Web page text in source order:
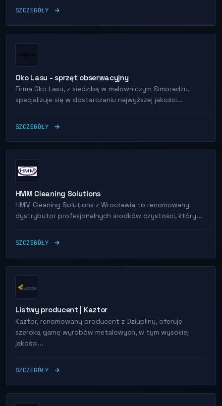
SZCZEGÓŁY
Oko Lasu - sprzęt obserwacyjny
Firma Oko Lasu, z siedzibą w malowniczym Simoradzu,
specjalizuje się w dostarczaniu najwyższej jakości...
SZCZEGÓŁY
HMM Cleaning Solutions
HMM Cleaning Solutions z Wrocławia to renomowany
dystrybutor profesjonalnych środków czystości, który...
SZCZEGÓŁY
Listwy producent | Kaztor
Kaztor, renomowany producent z Dziupliny, oferuje
szeroką gamę wyrobów metalowych, w tym wysokiej
jakości...
SZCZEGÓŁY